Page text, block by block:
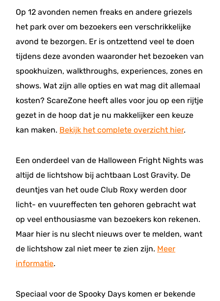
Op 12 avonden nemen freaks en andere griezels
het park over om bezoekers een verschrikkelijke
avond te bezorgen. Er is ontzettend veel te doen
tijdens deze avonden waaronder het bezoeken van
spookhuizen, walkthroughs, experiences, zones en
shows. Wat zijn alle opties en wat mag dit allemaal
kosten? ScareZone heeft alles voor jou op een rijtje
gezet in de hoop dat je nu makkelijker een keuze
kan maken. Bekijk het complete overzicht hier.
Een onderdeel van de Halloween Fright Nights was
altijd de lichtshow bij achtbaan Lost Gravity. De
deuntjes van het oude Club Roxy werden door
licht- en vuureffecten ten gehoren gebracht wat
op veel enthousiasme van bezoekers kon rekenen.
Maar hier is nu slecht nieuws over te melden, want
de lichtshow zal niet meer te zien zijn. Meer
informatie.
Speciaal voor de Spooky Days komen er bekende